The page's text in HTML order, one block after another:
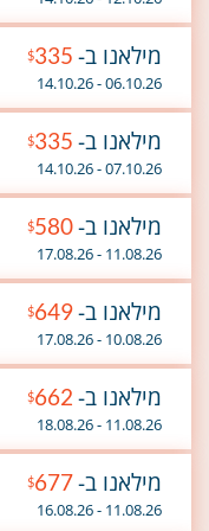
מילאנו ב- 335
$
06.10.26 - 14.10.26
מילאנו ב- 335
$
07.10.26 - 14.10.26
מילאנו ב-580
$
11.08.26 - 17.08.26
מילאנו ב-649
$
10.08.26 - 17.08.26
מילאנו ב- 662
$
11.08.26 - 18.08.26
מילאנו ב-677
$
11.08.26 - 16.08.26